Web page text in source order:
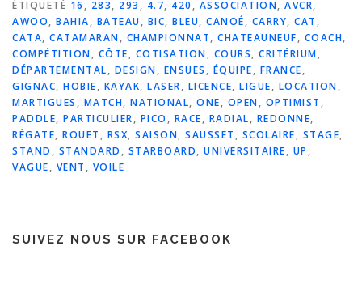
ÉTIQUETÉ 16 , 283, 293 , 4.7, 420 , ASSOCIATION, AVCR,
AWOO, BAHIA, BATEAU, BIC, BLEU, CANOÉ, CARRY, CAT ,
CATA, CATAMARAN, CHAMPIONNAT, CHATEAUNEUF, COACH,
COMPÉTITION, CÔTE, COTISATION, COURS, CRITÉRIUM,
DÉPARTEMENTAL, DESIGN, ENSUES , ÉQUIPE, FRANCE,
GIGNAC, HOBIE, KAYAK, LASER, LICENCE, LIGUE, LOCATION,
MARTIGUES , MATCH, NATIONAL, ONE, OPEN, OPTIMIST ,
PADDLE, PARTICULIER, PICO , RACE, RADIAL, REDONNE,
RÉGATE, ROUET , RSX, SAISON, SAUSSET , SCOLAIRE, STAGE,
STAND , STANDARD , STARBOARD, UNIVERSITAIRE, UP ,
VAGUE, VENT , VOILE
SUIVEZ NOUS SUR FACEBOOK